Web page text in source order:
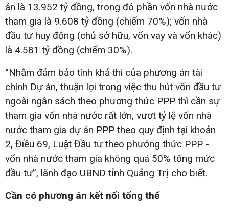
án là 13.952 tỷ đồng, trong đó phần vốn nhà nước
tham gia là 9.608 tỷ đồng (chiếm 70%); vốn nhà
đầu tư huy động (chủ sở hữu, vốn vay và vốn khác)
là 4.581 tỷ đồng (chiếm 30%).
“Nhằm đảm bảo tính khả thi của phương án tài
chính Dự án, thuận lợi trong việc thu hút vốn đầu tư
ngoài ngân sách theo phương thức PPP thì cần sự
tham gia vốn nhà nước rất lớn, vượt tỷ lệ vốn nhà
nước tham gia dự án PPP theo quy định tại khoản
2, Điều 69, Luật Đầu tư theo phướng thức PPP -
vốn nhà nước tham gia không quá 50% tổng mức
đầu tư”, lãnh đạo UBND tỉnh Quảng Trị cho biết.
Cần có phương án kết nối tổng thể